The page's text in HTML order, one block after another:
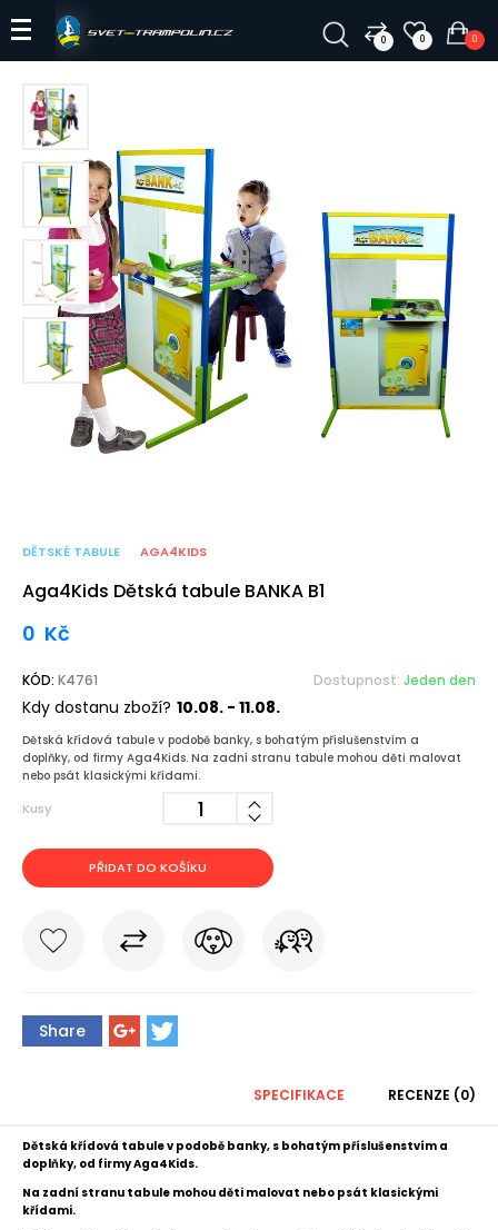
0 0 0
DĚTSKÉ TABULE AGA4KIDS
Aga4Kids Dětská tabule BANKA B1
0 Kč
KÓD: K4761 Dostupnost: Jeden den
Kdy dostanu zboží? 10.08. - 11.08.
Dětská křídová tabule v podobě banky, s bohatým příslušenstvím a
doplňky, od firmy Aga4Kids. Na zadní stranu tabule mohou děti malovat
nebo psát klasickými křídami.
Kusy
PŘIDAT DO KOŠÍKU
Share
SPECIFIKACE RECENZE (0)
Dětská křídová tabule v podobě banky, s bohatým příslušenstvím a
doplňky, od firmy Aga4Kids.
Na zadní stranu tabule mohou děti malovat nebo psát klasickými
křídami.